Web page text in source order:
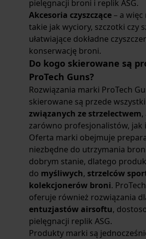
pielęgnacji broni i replik ASG.
Akcesoria czyszczące – a
takie jak wyciory, szczotki czy
ułatwiające dokładne
konserwację broni.
Do kogo skierowane są
ProTech Guns?
Rozwiązania marki ProTech
skierowane są przede
związanych ze strzelectwem,
zarówno profesjonalistów, jak
Oferta marki obejmuje
niezbędne do utrzymania
dobrym stanie, dlatego
do myśliwych, strzelców
kolekcjonerów broni.
oferuje również rozwiązania
entuzjastów airsoftu,
pielęgnacji replik ASG.
Produkty marki są